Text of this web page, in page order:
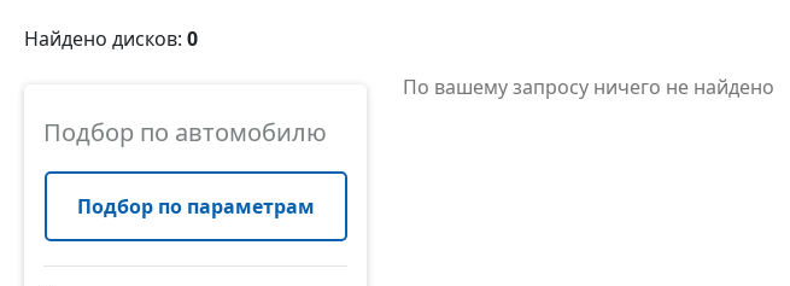
Найдено дисков: 0
Подбор по автомобилю
Подбор по параметрам
По вашему запросу ничего не найдено